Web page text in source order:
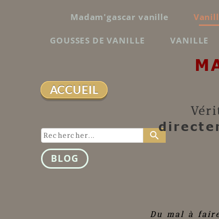
ACCUEIL
Madam'gascar vanille
GOUSSES DE VANILLE VANILLE
BLOG
search
Du mal à